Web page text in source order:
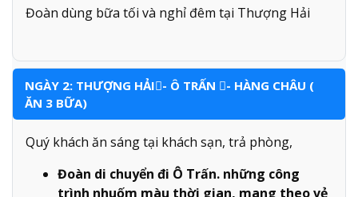
Đoàn dùng bữa tối và nghỉ đêm tại Thượng Hải
NGÀY 2: THƯỢNG HẢI- Ô TRẤN - HÀNG CHÂU (
ĂN 3 BỮA)
Quý khách ăn sáng tại khách sạn, trả phòng,
Đoàn di chuyển đi Ô Trấn. những công
trình nhuốm màu thời gian, mang theo vẻ